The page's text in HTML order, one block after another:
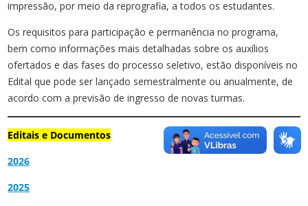
impressão, por meio da reprografia, a todos os estudantes.
Os requisitos para participação e permanência no programa,
bem como informações mais detalhadas sobre os auxílios
ofertados e das fases do processo seletivo, estão disponíveis no
Edital que pode ser lançado semestralmente ou anualmente, de
acordo com a previsão de ingresso de novas turmas.
Editais e Documentos
2026
2025